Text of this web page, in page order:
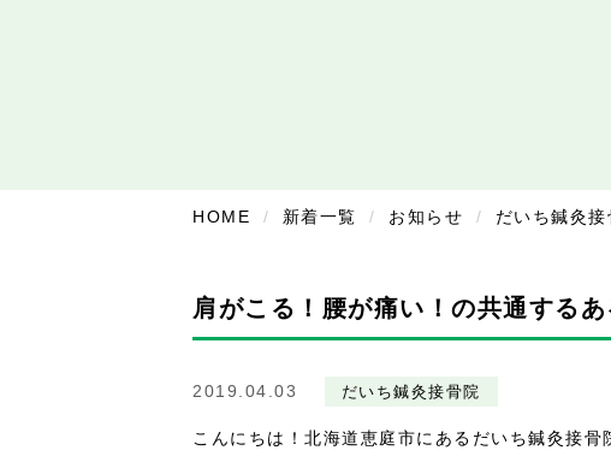
HOME 新着一覧 お知らせ だいち鍼灸接
肩がこる！腰が痛い！の共通するあ
2019.04.03 だいち鍼灸接骨院
こんにちは！北海道恵庭市にあるだいち鍼灸接骨